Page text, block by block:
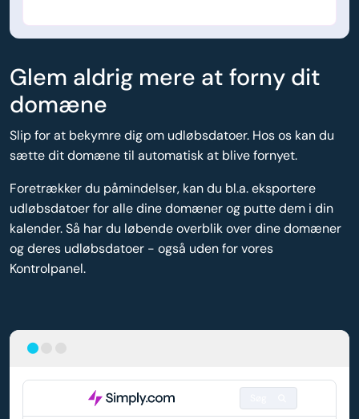
Glem aldrig mere at forny dit
domæne
Slip for at bekymre dig om udløbsdatoer. Hos os kan du
sætte dit domæne til automatisk at blive fornyet.
Foretrækker du påmindelser, kan du bl.a. eksportere
udløbsdatoer for alle dine domæner og putte dem i din
kalender. Så har du løbende overblik over dine domæner
og deres udløbsdatoer - også uden for vores
Kontrolpanel.